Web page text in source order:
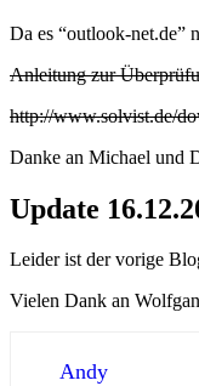
Da es “outlook-net.de”
Anleitung zur
http://www.solvist.de/
Danke an Michael und
Update
Leider ist der vorige
Vielen Dank an
Andy